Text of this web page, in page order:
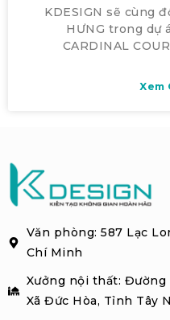
KDESIGN sẽ cùng
HƯNG trong dự
CARDINAL
Xem
Văn phòng: 587 Lạc
Chí Minh
Xưởng nội thất: Đường
Xã Đức Hòa, Tỉnh Tây